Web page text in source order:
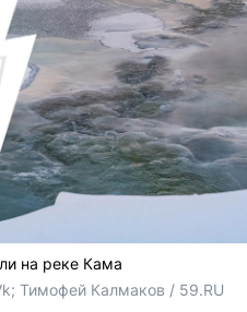
на реке Кама
Тимофей Калмаков / 59.RU